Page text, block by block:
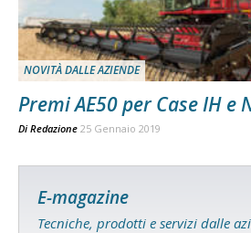
NOVITÀ DALLE AZIENDE
Premi AE50 per Case IH e
Di Redazione 25 Gennaio 2019
E-magazine
Tecniche, prodotti e servizi dalle